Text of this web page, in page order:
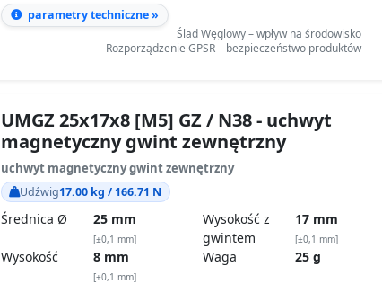
parametry techniczne »
Ślad Węglowy – wpływ na środowisko
Rozporządzenie GPSR – bezpieczeństwo produktów
UMGZ 25x17x8 [M5] GZ / N38 - uchwyt
magnetyczny gwint zewnętrzny
uchwyt magnetyczny gwint zewnętrzny
Udźwig17.00 kg / 166.71 N
Średnica Ø 25 mm
[±0,1 mm]
Wysokość z
gwintem
17 mm
[±0,1 mm]
Wysokość 8 mm
[±0,1 mm]
Waga 25 g